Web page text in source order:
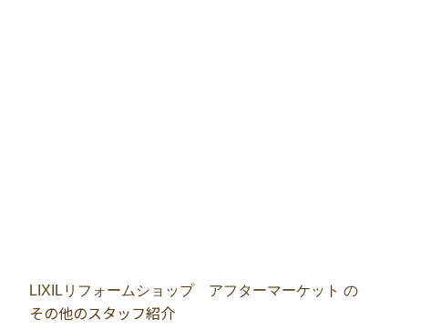
LIXILリフォームショップ アフターマーケット の
その他のスタッフ紹介